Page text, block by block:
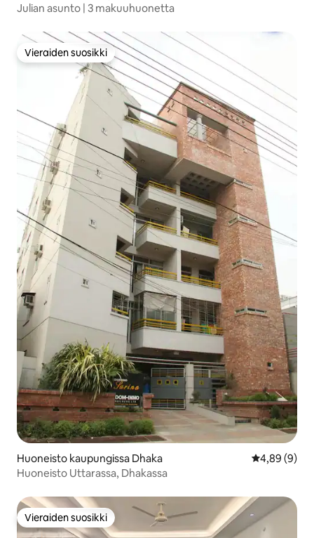
Julian asunto | 3 makuuhuonetta
Vieraiden suosikki
Vieraiden suosikki
Huoneisto kaupungissa Dhaka
4,89 (9)
Huoneisto Uttarassa, Dhakassa
Vieraiden suosikki
Vieraiden suosikki